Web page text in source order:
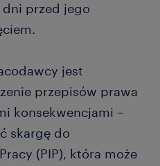
przed jego
jest
przepisów prawa
konsekwencjami –
skargę do
(PIP), która może